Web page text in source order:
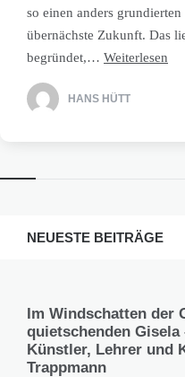
so einen anders
übernächste Zukunft. Das
begründet,… Weiterlesen
HANS HÜTT
NEUESTE BEITRÄGE
Im Windschatten der
quietschenden
Künstler, Lehrer und
Trappmann